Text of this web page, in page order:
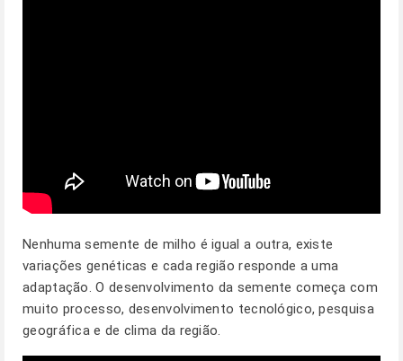
Nenhuma semente de milho é igual a outra, existe
variações genéticas e cada região responde a uma
adaptação. O desenvolvimento da semente começa com
muito processo, desenvolvimento tecnológico, pesquisa
geográfica e de clima da região.